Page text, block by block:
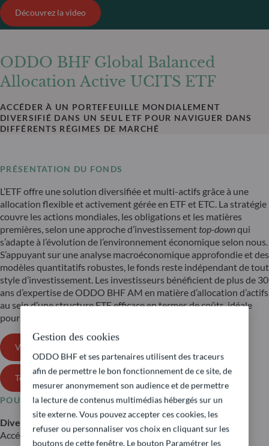
Découvrez la video
ODDO BHF Global Balanced
Allocation Active UCITS ETF
ACCÉDER À UN PORTEFEUILLE MONDIALEMENT
DIVERSIFIÉ DANS UN SEUL ETF POUR NAVIGUER DANS
DIFFÉRENTS RÉGIMES DE MARCHÉ
PRÉSENTATION DU FONDS
L’ETF offre une solution diversifiée et multi-actifs grâce à une
allocation flexible et activement gérée en ETF et ETC. La stratégie
couvre les actions mondiales, les obligations et les matières
premières, selon une approche d’investissement top-downqui
s’adapte à l’évolution de l’environnement économique selon nous.
S’appuyant sur une analyse macroéconomique approfondie et des
modèles quantitatifs robustes, le fonds reste indépendant de tout
style d’investissement. Les investisseurs bénéficient de plus de 30
ans d’expertise de ODDO BHF AM en matière d’allocation d’actifs
au sein d’une structure ETF efficace en termes de coûts, idéale
pour la constitution d’un portefeuille « cœur » à long terme.
Voir les détails
Télécharger la brochure du fonds
POURQUOI INVESTIR ?
Diversification mondiale
Accédez à un portefeuille diversifié à l’échelle mondiale,
Gestion des cookies
ODDO BHF et ses partenaires utilisent des traceurs
afin de permettre le bon fonctionnement de ce site, de
mesurer anonymement son audience et de permettre
la lecture de contenus multimédias hébergés sur un
site externe. Vous pouvez accepter ces cookies, les
refuser ou personnaliser vos choix en cliquant sur les
boutons de cette fenêtre. Le bouton Paramétrer les